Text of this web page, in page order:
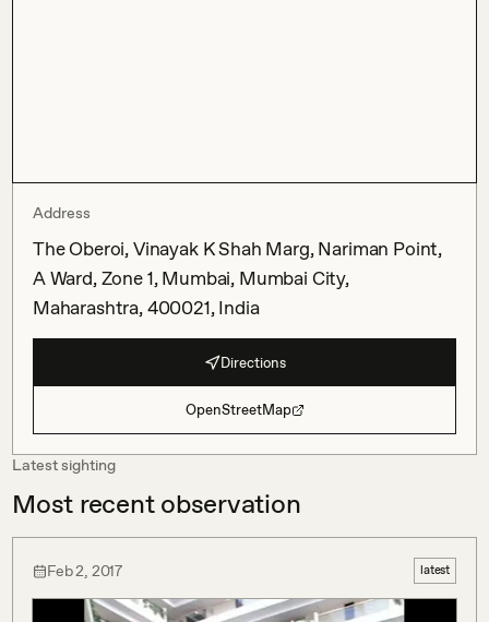
Address
The Oberoi, Vinayak K Shah Marg, Nariman Point,
A Ward, Zone 1, Mumbai, Mumbai City,
Maharashtra, 400021, India
Directions
OpenStreetMap
Latest sighting
Most recent observation
Feb 2, 2017 latest